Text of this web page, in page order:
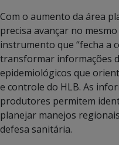
Com o aumento da área
precisa avançar no
instrumento que “fecha a
transformar informações
epidemiológicos que
e controle do HLB. As
produtores permitem
planejar manejos
defesa sanitária.